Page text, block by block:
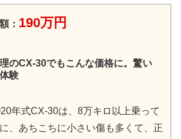
： 190万円
のCX-30でもこんな価格に。驚い
験
年式CX-30は、8万キロ以上乗って
、あちこちに小さい傷も多くて、正